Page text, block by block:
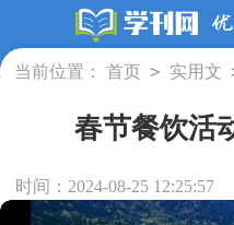
当前位置： 首页 > 实用文
春节餐饮活
时间：2024-08-25 12:25:57